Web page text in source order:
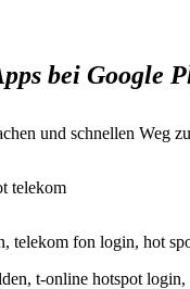
bei Google
und schnellen Weg
telekom
telekom fon login, hot
t-online hotspot